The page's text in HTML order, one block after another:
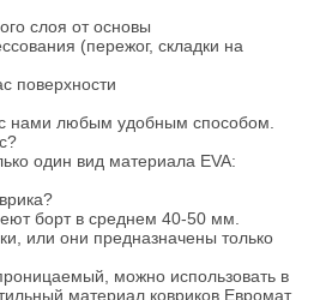
слоя от основы
(пережог, складки на
поверхности
с нами любым удобным способом.
один вид материала EVA:
борт в среднем 40-50 мм.
или они предназначены только
можно использовать в
материал ковриков Евромат